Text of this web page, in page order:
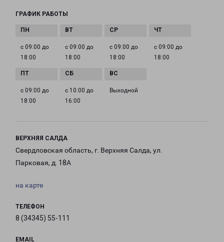
ГРАФИК РАБОТЫ
с 09:00 до
18:00
с 09:00 до
18:00
с 09:00 до
18:00
с 09:00 до
18:00
с 09:00 до
18:00
с 10:00 до
16:00
Выходной
ВЕРХНЯЯ САЛДА
Свердловская область, г. Верхняя Салда, ул.
Парковая, д. 18А
на карте
ТЕЛЕФОН
8 (34345) 55-111
EMAIL